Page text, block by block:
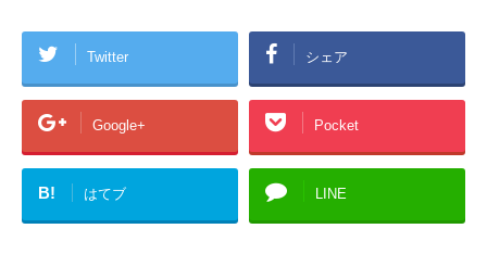
Twitter シェア
Google+ Pocket
B! はてブ LINE